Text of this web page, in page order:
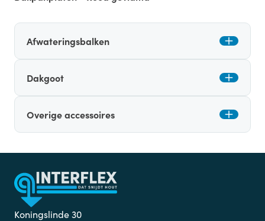
Afwateringsbalken
Dakgoot
Overige accessoires
Koningslinde 30